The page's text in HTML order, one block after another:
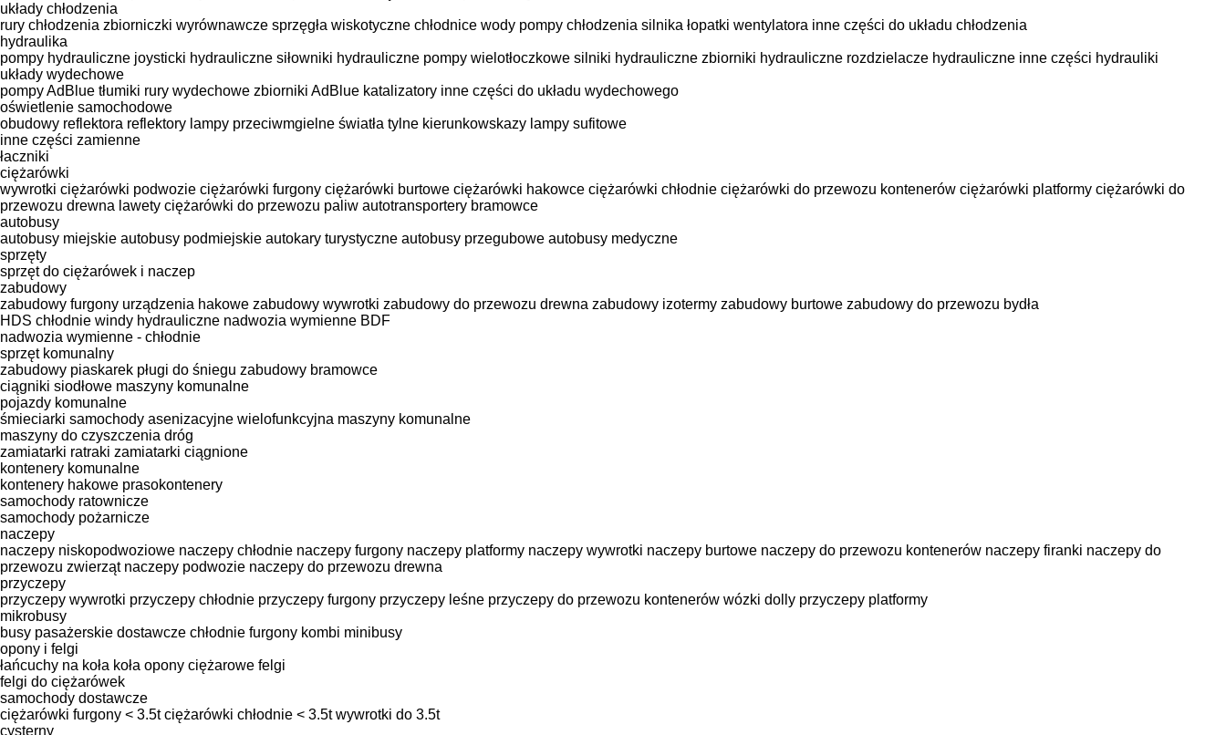
układy chłodzenia
rury chłodzenia zbiorniczki wyrównawcze sprzęgła wiskotyczne chłodnice wody pompy chłodzenia silnika łopatki wentylatora inne części do układu chłodzenia
hydraulika
pompy hydrauliczne joysticki hydrauliczne siłowniki hydrauliczne pompy wielotłoczkowe silniki hydrauliczne zbiorniki hydrauliczne rozdzielacze hydrauliczne inne części hydrauliki
układy wydechowe
pompy AdBlue tłumiki rury wydechowe zbiorniki AdBlue katalizatory inne części do układu wydechowego
oświetlenie samochodowe
obudowy reflektora reflektory lampy przeciwmgielne światła tylne kierunkowskazy lampy sufitowe
inne części zamienne
łaczniki
ciężarówki
wywrotki ciężarówki podwozie ciężarówki furgony ciężarówki burtowe ciężarówki hakowce ciężarówki chłodnie ciężarówki do przewozu kontenerów ciężarówki platformy ciężarówki do
przewozu drewna lawety ciężarówki do przewozu paliw autotransportery bramowce
autobusy
autobusy miejskie autobusy podmiejskie autokary turystyczne autobusy przegubowe autobusy medyczne
sprzęty
sprzęt do ciężarówek i naczep
zabudowy
zabudowy furgony urządzenia hakowe zabudowy wywrotki zabudowy do przewozu drewna zabudowy izotermy zabudowy burtowe zabudowy do przewozu bydła
HDS chłodnie windy hydrauliczne nadwozia wymienne BDF
nadwozia wymienne - chłodnie
sprzęt komunalny
zabudowy piaskarek pługi do śniegu zabudowy bramowce
ciągniki siodłowe maszyny komunalne
pojazdy komunalne
śmieciarki samochody asenizacyjne wielofunkcyjna maszyny komunalne
maszyny do czyszczenia dróg
zamiatarki ratraki zamiatarki ciągnione
kontenery komunalne
kontenery hakowe prasokontenery
samochody ratownicze
samochody pożarnicze
naczepy
naczepy niskopodwoziowe naczepy chłodnie naczepy furgony naczepy platformy naczepy wywrotki naczepy burtowe naczepy do przewozu kontenerów naczepy firanki naczepy do
przewozu zwierząt naczepy podwozie naczepy do przewozu drewna
przyczepy
przyczepy wywrotki przyczepy chłodnie przyczepy furgony przyczepy leśne przyczepy do przewozu kontenerów wózki dolly przyczepy platformy
mikrobusy
busy pasażerskie dostawcze chłodnie furgony kombi minibusy
opony i felgi
łańcuchy na koła koła opony ciężarowe felgi
felgi do ciężarówek
samochody dostawcze
ciężarówki furgony < 3.5t ciężarówki chłodnie < 3.5t wywrotki do 3.5t
cysterny